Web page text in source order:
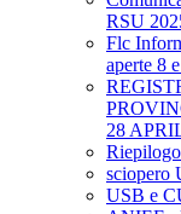
RSU
Flc
aperte 8
28
sciopero
USB e